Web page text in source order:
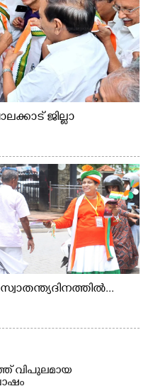
ജില്ലാ
സ്വാതന്ത്യദിനത്തിൽ...
വിപുലമായ